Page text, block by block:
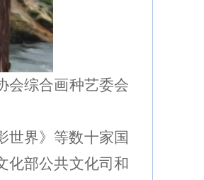
会综合画种艺委会
世界》等数十家国
化部公共文化司和